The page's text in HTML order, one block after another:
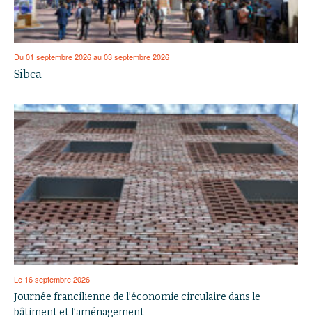
Du 01 septembre 2026 au 03 septembre 2026
Sibca
Le 16 septembre 2026
Journée francilienne de l’économie circulaire dans le
bâtiment et l’aménagement